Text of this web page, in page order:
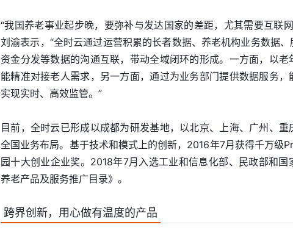
“我国养老事业起步晚，要弥补与发达国家的差距，尤其需要互联
刘渝表示，“全时云通过运营积累的长者数据、养老机构业务数据
资金分发等数据的沟通互联，带动全域闭环的形成。一方面，以
能精准对接老人需求，另一方面，通过为业务部门提供数据服务
实现实时、高效监管。”
目前，全时云已形成以成都为研发基地，以北京、上海、广州、
全国业务布局。基于技术和模式上的创新，2016年7月获得千万级
园十大创业企业奖。2018年7月入选工业和信息化部、民政部和
养老产品及服务推广目录》。
跨界创新，用心做有温度的产品